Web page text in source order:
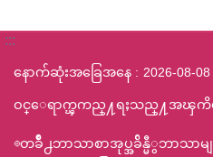
:::
နောက်ဆုံးအခြေအနေ 2026-08-08
ဝင္ေရာက္ၾကည္႔ရႈသည္႔အၾ
◎တခ်ဳိ႕ဘာသာစာအုပ္အခ်ိန္မီွဘာသာ